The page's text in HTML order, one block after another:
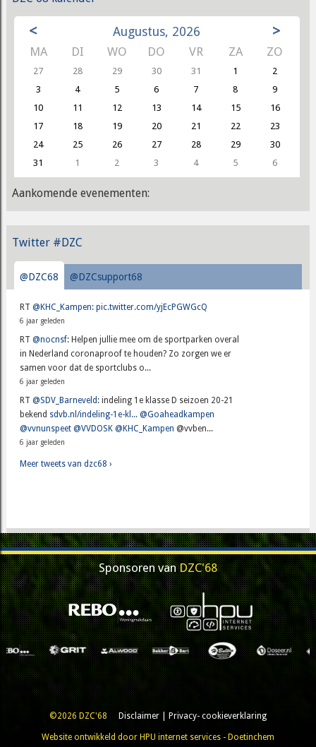
< Augustus, 2026 >
MA DI WO DO VR ZA ZO
27 28 29 30 31 1
2
3
4 5 6 7 8
9
10
11 12 13 14 15
16
17
18 19 20 21 22
23
24
25 26 27 28 29
30
31
1 2 3 4 5 6
Aankomende evenementen:
Twitter #DZC
@DZC68 @DZCsupport68
RT@KHC_Kampen:pic.twitter.com/yjEcPGWGcQ
6 jaar geleden
RT@nocnsf: Helpen jullie mee om de sportparken overal
in Nederland coronaproof te houden? Zo zorgen we er
samen voor dat de sportclubs o...
6 jaar geleden
RT@SDV_Barneveld : indeling 1e klasse D seizoen 20-21
bekend sdvb.nl/indeling-1e-kl... @Goaheadkampen
@vvnunspeet @VVDOSK @KHC_Kampen @vvben...
6 jaar geleden
Meer tweets van dzc68 ›
Sponsoren vanDZC'68
©2026 DZC'68 Disclaimer Privacy- cookieverklaring
Website ontwikkeld door HPU internet services - Doetinchem